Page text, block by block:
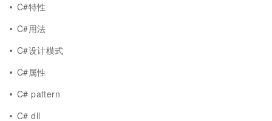
C#特性
C#用法
C#设计模式
C#属性
C# pattern
C# dll